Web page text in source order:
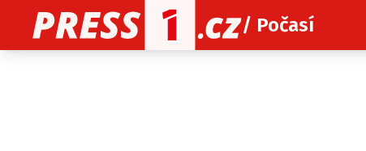
/ Počasí